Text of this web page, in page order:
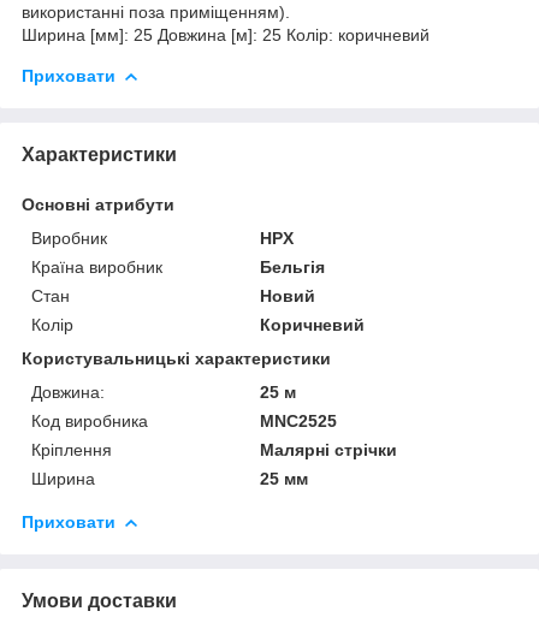
використанні поза приміщенням).
Ширина [мм]: 25 Довжина [м]: 25 Колір: коричневий
Приховати
Характеристики
Основні атрибути
Виробник
HPX
Країна виробник
Бельгія
Стан
Новий
Колір
Коричневий
Користувальницькі характеристики
Довжина:
25 м
Код виробника
MNC2525
Кріплення
Малярні стрічки
Ширина
25 мм
Приховати
Умови доставки